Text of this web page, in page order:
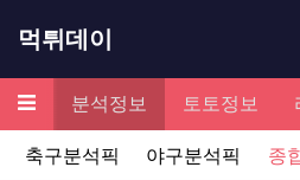
먹튀데이
메뉴
증 분석정보 토토정보
축구분석픽
야구분석픽 종